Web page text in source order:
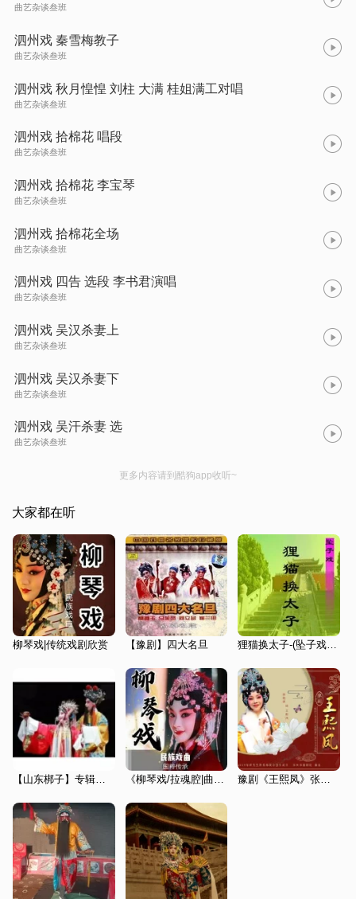
曲艺杂谈叁班
泗州戏 秦雪梅教子
曲艺杂谈叁班
泗州戏 秋月惶惶 刘柱 大满 桂姐满工对唱
曲艺杂谈叁班
泗州戏 拾棉花 唱段
曲艺杂谈叁班
泗州戏 拾棉花 李宝琴
曲艺杂谈叁班
泗州戏 拾棉花全场
曲艺杂谈叁班
泗州戏 四告 选段 李书君演唱
曲艺杂谈叁班
泗州戏 吴汉杀妻上
曲艺杂谈叁班
泗州戏 吴汉杀妻下
曲艺杂谈叁班
泗州戏 吴汗杀妻 选
曲艺杂谈叁班
更多内容请到酷狗app收听~
大家都在听
柳琴戏|传统戏剧欣赏 【豫剧】四大名旦 狸猫换太子-(坠子戏 琴书)
豫剧《王熙凤》张艳萍|刘秋萍